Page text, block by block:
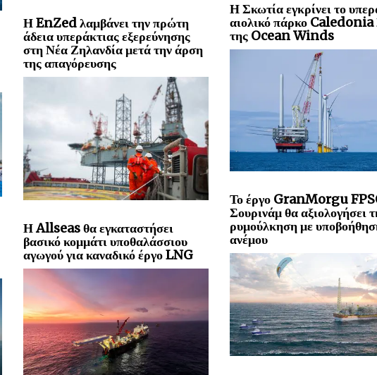
Η EnZed λαμβάνει την πρώτη
άδεια υπεράκτιας εξερεύνησης
στη Νέα Ζηλανδία μετά την άρση
της απαγόρευσης
Η Allseas θα εγκαταστήσει
βασικό κομμάτι υποθαλάσσιου
αγωγού για καναδικό έργο LNG
Η Σκωτία εγκρίνει το
αιολικό πάρκο
της Ocean Winds
Το έργο GranMorgu
Σουρινάμ θα αξιολογήσει
ρυμούλκηση με
ανέμου